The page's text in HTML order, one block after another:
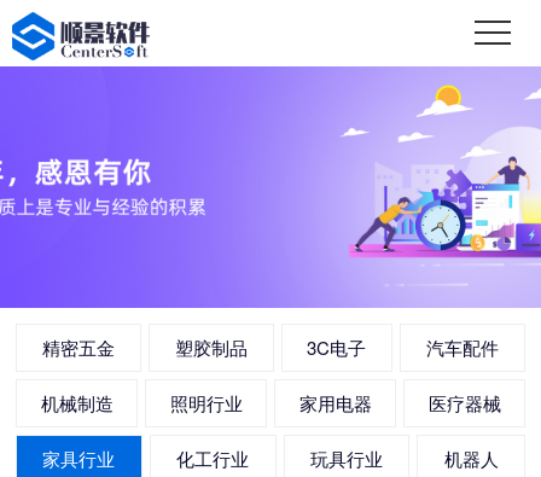
精密五金 塑胶制品 3C电子 汽车配件
机械制造 照明行业 家用电器 医疗器械
家具行业 化工行业 玩具行业 机器人